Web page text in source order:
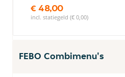
€ 48,00
incl. statiegeld (€ 0,00)
FEBO Combimenu's